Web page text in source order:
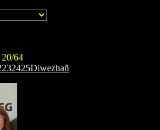
20/64
232425Diwezhañ